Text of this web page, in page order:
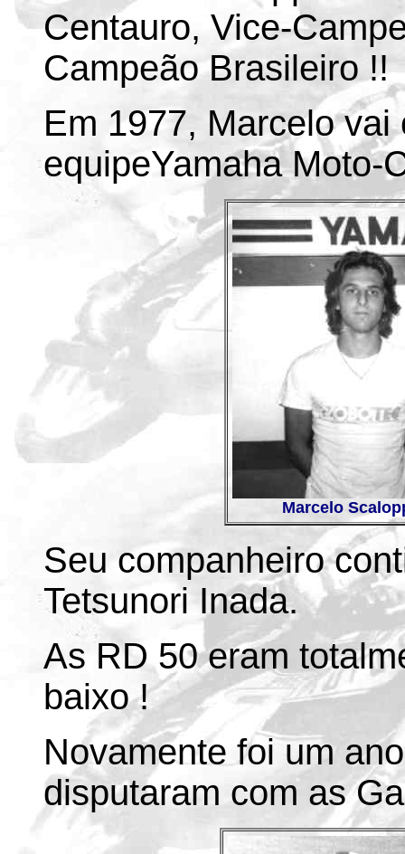
Centauro, Vice-
Campeão Brasileiro !!
Em 1977, Marcelo
equipeYamaha Moto-
Marcelo
Seu companheiro
Tetsunori Inada.
As RD 50 eram
baixo !
Novamente foi um
disputaram com as